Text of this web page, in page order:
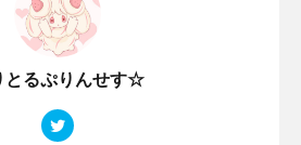
るぷりんせす☆